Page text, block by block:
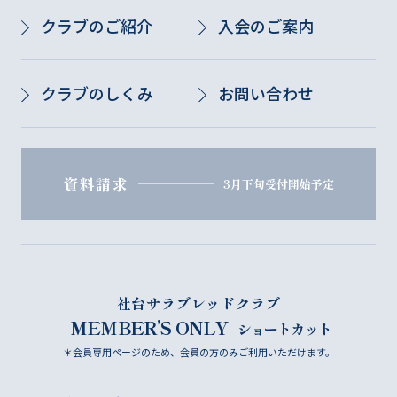
クラブのご紹介 入会のご案内
クラブのしくみ お問い合わせ
資料請求 3月下旬受付開始予定
社台サラブレッドクラブ
MEMBER’S ONLY ショートカット
＊会員専用ページのため、会員の方のみご利用いただけます。